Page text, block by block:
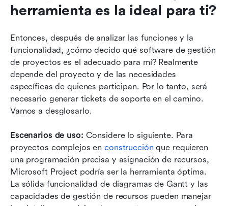
herramienta es la ideal para ti?
Entonces, después de analizar las funciones y la
funcionalidad, ¿cómo decido qué software de gestión
de proyectos es el adecuado para mí? Realmente
depende del proyecto y de las necesidades
específicas de quienes participan. Por lo tanto, será
necesario generar tickets de soporte en el camino.
Vamos a desglosarlo.
Escenarios de uso: Considere lo siguiente. Para
proyectos complejos en construcción que requieren
una programación precisa y asignación de recursos,
Microsoft Project podría ser la herramienta óptima.
La sólida funcionalidad de diagramas de Gantt y las
capacidades de gestión de recursos pueden manejar